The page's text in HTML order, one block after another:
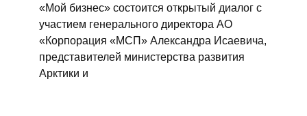
«Мой бизнес» состоится открытый диалог с
участием генерального директора АО
«Корпорация «МСП» Александра Исаевича,
представителей министерства развития
Арктики и